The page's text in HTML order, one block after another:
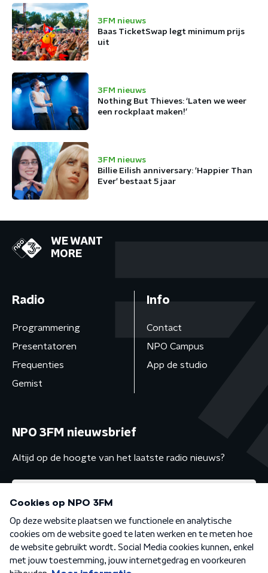
3FM nieuws
Baas TicketSwap legt minimum prijs
uit
3FM nieuws
Nothing But Thieves: ‘Laten we weer
een rockplaat maken!’
3FM nieuws
Billie Eilish anniversary: 'Happier Than
Ever' bestaat 5 jaar
WE WANT
MORE
Radio
Programmering
Presentatoren
Frequenties
Gemist
Info
Contact
NPO Campus
App de studio
NPO 3FM nieuwsbrief
Altijd op de hoogte van het laatste radio nieuws?
Algemene voorwaarden Privacybeleid